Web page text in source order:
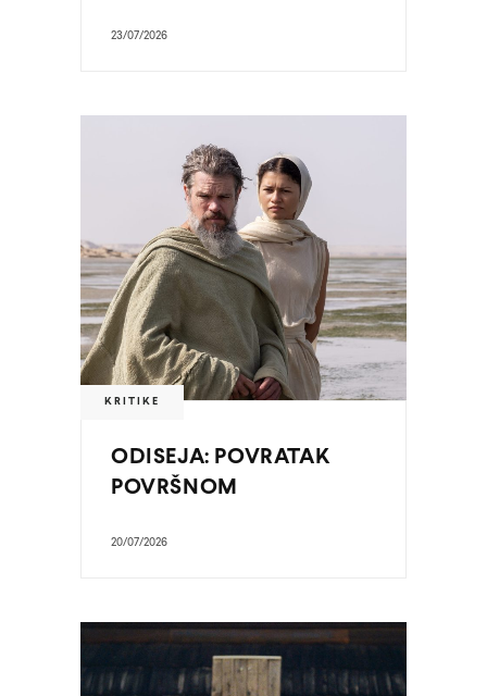
23/07/2026
KRITIKE
ODISEJA: POVRATAK
POVRŠNOM
20/07/2026